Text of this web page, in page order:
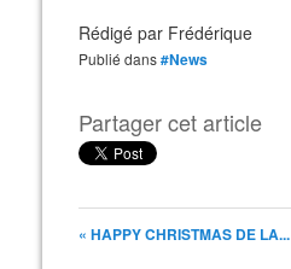
Rédigé par Frédérique
Publié dans#News
Partager cet article
« HAPPY CHRISTMAS DE LA...